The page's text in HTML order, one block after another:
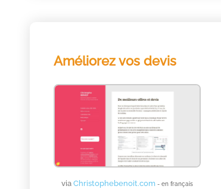
Améliorez vos devis
via Christophebenoit.com - en français